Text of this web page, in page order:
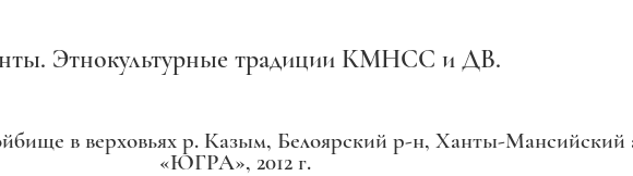
Этнокультурные традиции КМНСС и ДВ.
в верховьях р. Казым, Белоярский р-н, Ханты-
«ЮГРА», 2012 г.